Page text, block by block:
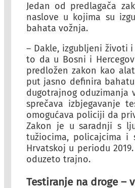
Jedan od predlagača
naslove u kojima su
bahata vožnja.
– Dakle, izgubljeni životi
to da u Bosni i
predložen zakon kao
put jasno definira
dugotrajnog oduzimanja
sprečava izbjegavanje
omogućava policiji da
Zakon je u saradnji s
tužiocima, policajcima i
Hrvatskoj u periodu
oduzeto trajno.
Testiranje na droge –